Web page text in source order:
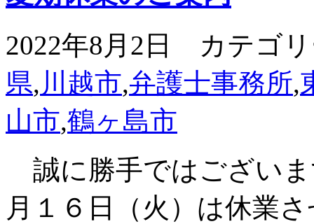
2022年8月2日 カテゴ
県, 川越市,弁護士事務所,
山市,鶴ヶ島市
誠に勝手ではござい
月１６日（火）は休業